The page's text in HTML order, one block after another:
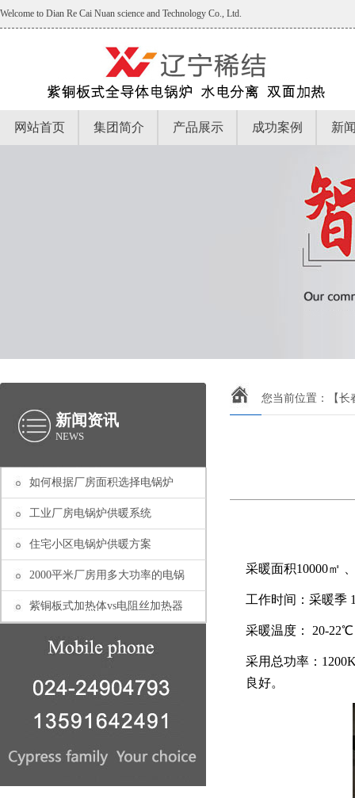
Welcome to Dian Re Cai Nuan science and Technology Co., Ltd.
网站首页 集团简介 产品展示 成功案例 新
新闻资讯
NEWS
如何根据厂房面积选择电锅炉
工业厂房电锅炉供暖系统
住宅小区电锅炉供暖方案
2000平米厂房用多大功率的电锅
紫铜板式加热体vs电阻丝加热器
您当前位置： 【
采暖面积10000㎡
工作时间：采暖季
采暖温度： 20-
采用总功率：
良好。